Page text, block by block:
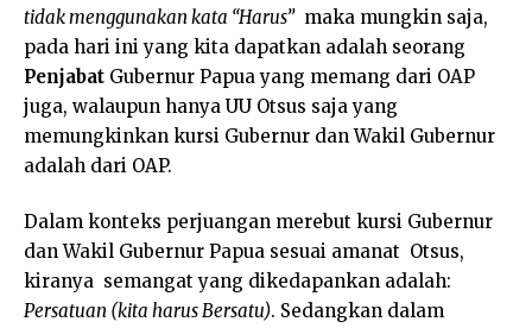
tidak menggunakan kata “Harus”maka mungkin saja,
pada hari ini yang kita dapatkan adalah seorang
Penjabat Gubernur Papua yang memang dari OAP
juga, walaupun hanya UU Otsus saja yang
memungkinkan kursi Gubernur dan Wakil Gubernur
adalah dari OAP.
Dalam konteks perjuangan merebut kursi Gubernur
dan Wakil Gubernur Papua sesuai amanat Otsus,
kiranya semangat yang dikedapankan adalah:
Persatuan (kita harus Bersatu). Sedangkan dalam